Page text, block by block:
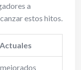
a
estos hitos.